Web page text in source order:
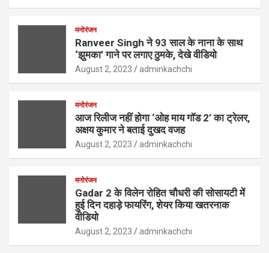
मनोरंजन
Ranveer Singh ने 93 साल के नाना के साथ
‘झुमका’ गाने पर लगाए ठुमके, देखे वीडियो
August 2, 2023 adminkachchi
मनोरंजन
आज रिलीज नहीं होगा ‘ओह माय गॉड 2’ का ट्रेलर,
अक्षय कुमार ने बताई दुखद वजह
August 2, 2023 adminkachchi
मनोरंजन
Gadar 2 के विलेन रोहित चौधरी की सोसायटी में
हुई दिन दहाड़े फायरिंग, शेयर किया खतरनाक
वीडियो
August 2, 2023 adminkachchi